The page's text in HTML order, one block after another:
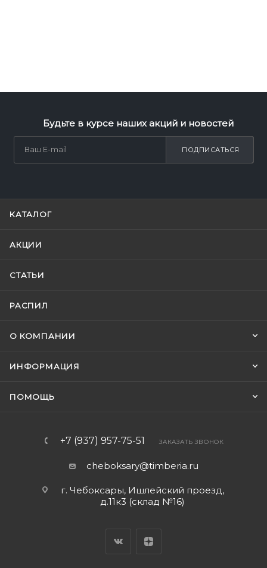
Будьте в курсе наших акций и новостей
ПОДПИСАТЬСЯ
КАТАЛОГ
АКЦИИ
СТАТЬИ
РАСПИЛ
О КОМПАНИИ
ИНФОРМАЦИЯ
ПОМОЩЬ
+7 (937) 957-75-51 ЗАКАЗАТЬ ЗВОНОК
cheboksary@timberia.ru
г. Чебоксары, Ишлейский проезд,
д.11к3 (склад №16)